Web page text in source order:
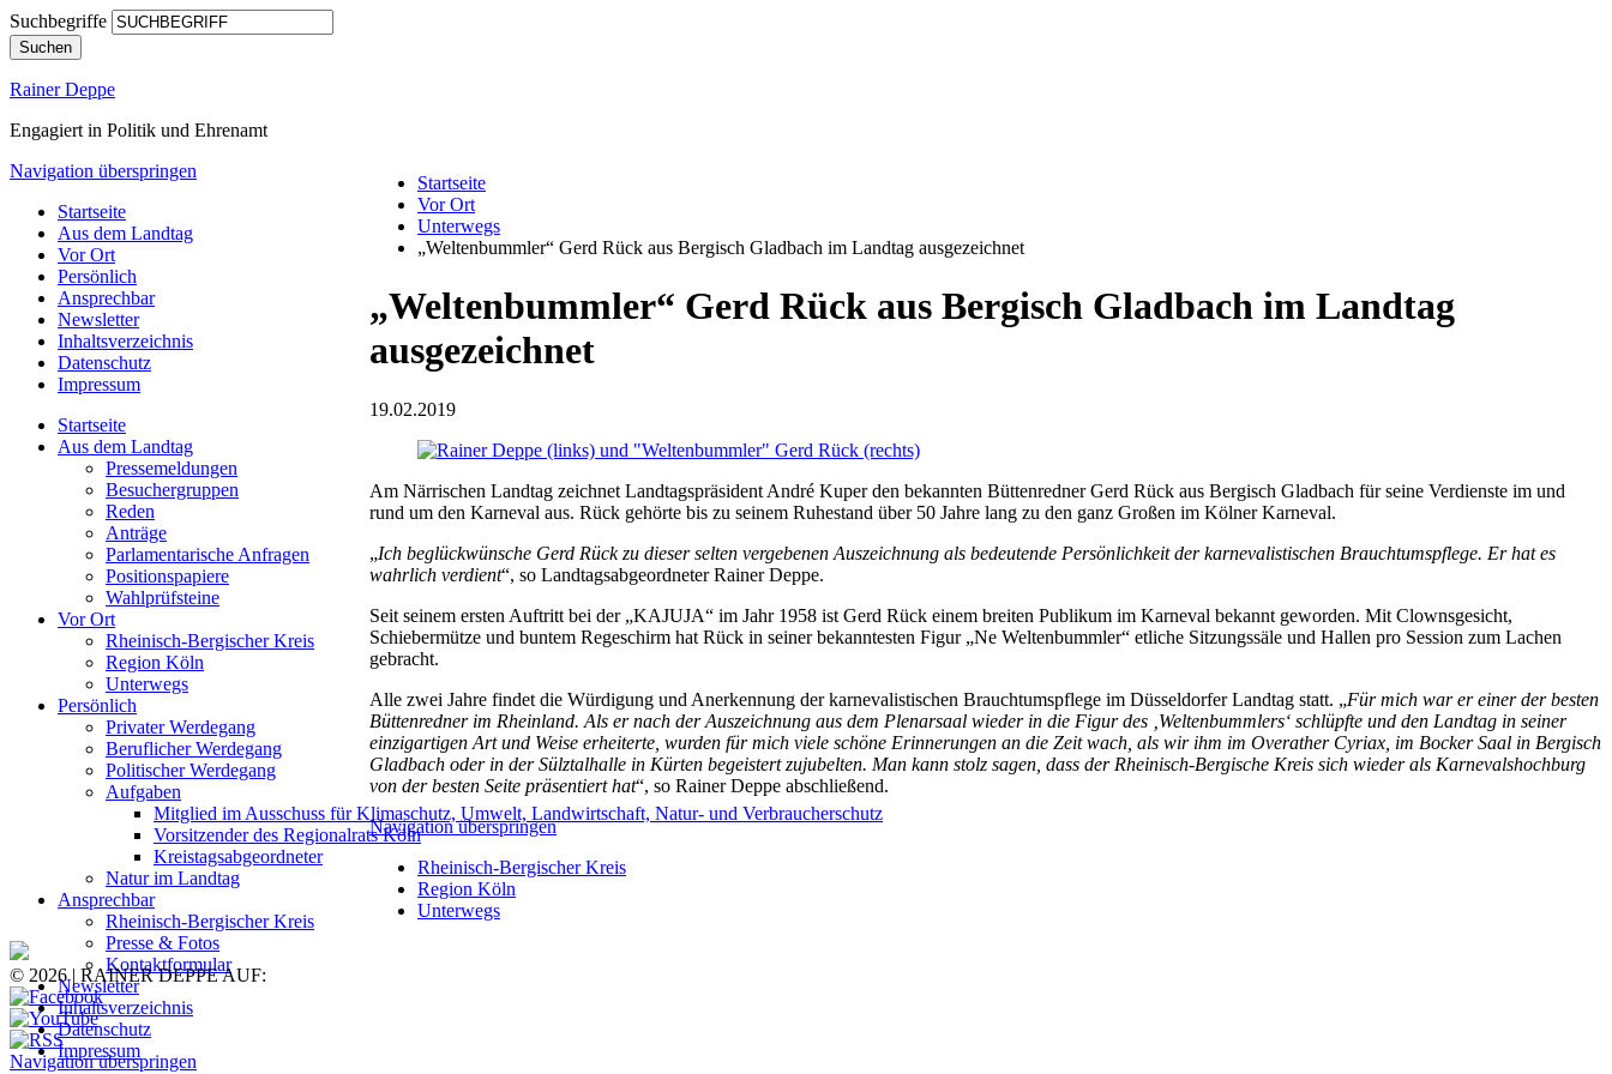
Suchbegriffe
Suchen
Rainer Deppe
Engagiert in Politik und Ehrenamt
Navigation überspringen
Startseite
Aus dem Landtag
Vor Ort
Persönlich
Ansprechbar
Newsletter
Inhaltsverzeichnis
Datenschutz
Impressum
Startseite
Aus dem Landtag
Pressemeldungen
Besuchergruppen
Reden
Anträge
Parlamentarische Anfragen
Positionspapiere
Wahlprüfsteine
Vor Ort
Rheinisch-Bergischer Kreis
Region Köln
Unterwegs
Persönlich
Privater Werdegang
Beruflicher Werdegang
Politischer Werdegang
Aufgaben
Mitglied im Ausschuss für Klimaschutz, Umwelt, Landwirtschaft, Natur- und Verbraucherschutz
Vorsitzender des Regionalrats Köln
Kreistagsabgeordneter
Natur im Landtag
Ansprechbar
Rheinisch-Bergischer Kreis
Presse & Fotos
Kontaktformular
Newsletter
Inhaltsverzeichnis
Datenschutz
Impressum
Startseite
Vor Ort
Unterwegs
„Weltenbummler“ Gerd Rück aus Bergisch Gladbach im Landtag ausgezeichnet
„Weltenbummler“ Gerd Rück aus Bergisch Gladbach im Landtag
ausgezeichnet
19.02.2019
Am Närrischen Landtag zeichnet Landtagspräsident André Kuper den bekannten Büttenredner Gerd Rück aus Bergisch Gladbach für seine Verdienste im und
rund um den Karneval aus. Rück gehörte bis zu seinem Ruhestand über 50 Jahre lang zu den ganz Großen im Kölner Karneval.
„Ich beglückwünsche Gerd Rück zu dieser selten vergebenen Auszeichnung als bedeutende Persönlichkeit der karnevalistischen Brauchtumspflege. Er hat es
wahrlich verdient“, so Landtagsabgeordneter Rainer Deppe.
Seit seinem ersten Auftritt bei der „KAJUJA“ im Jahr 1958 ist Gerd Rück einem breiten Publikum im Karneval bekannt geworden. Mit Clownsgesicht,
Schiebermütze und buntem Regeschirm hat Rück in seiner bekanntesten Figur „Ne Weltenbummler“ etliche Sitzungssäle und Hallen pro Session zum Lachen
gebracht.
Alle zwei Jahre findet die Würdigung und Anerkennung der karnevalistischen Brauchtumspflege im Düsseldorfer Landtag statt. „Für mich war er einer der besten
Büttenredner im Rheinland. Als er nach der Auszeichnung aus dem Plenarsaal wieder in die Figur des ‚Weltenbummlers‘ schlüpfte und den Landtag in seiner
einzigartigen Art und Weise erheiterte, wurden für mich viele schöne Erinnerungen an die Zeit wach, als wir ihm im Overather Cyriax, im Bocker Saal in Bergisch
Gladbach oder in der Sülztalhalle in Kürten begeistert zujubelten. Man kann stolz sagen, dass der Rheinisch-Bergische Kreis sich wieder als Karnevalshochburg
von der besten Seite präsentiert hat“, so Rainer Deppe abschließend.
Navigation überspringen
Rheinisch-Bergischer Kreis
Region Köln
Unterwegs
© 2026 | RAINER DEPPE AUF:
Navigation überspringen